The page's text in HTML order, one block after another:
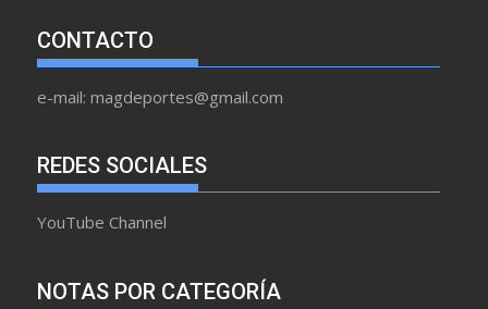
CONTACTO
e-mail: magdeportes@gmail.com
REDES SOCIALES
YouTube Channel
NOTAS POR CATEGORÍA